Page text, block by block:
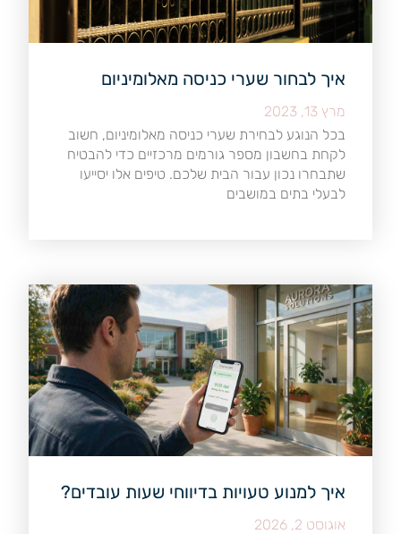
איך לבחור שערי כניסה מאלומיניום
מרץ 13, 2023
בכל הנוגע לבחירת שערי כניסה מאלומיניום, חשוב
לקחת בחשבון מספר גורמים מרכזיים כדי להבטיח
שתבחרו נכון עבור הבית שלכם. טיפים אלו יסייעו
לבעלי בתים במושבים
איך למנוע טעויות בדיווחי שעות עובדים?
אוגוסט 2, 2026